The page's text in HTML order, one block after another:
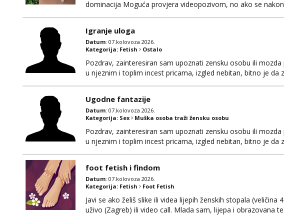
dominacija Moguća provjera videopozivom, no ako se
Igranje uloga
Datum: 07.kolovoza 2026.
Kategorija: Fetish Ostalo
Pozdrav, zainteresiran sam upoznati zensku osobu ili
u njeznim i toplim incest pricama, izgled nebitan, bitno je da
Ugodne fantazije
Datum: 07.kolovoza 2026.
Kategorija: Sex Muška osoba traži žensku osobu
Pozdrav, zainteresiran sam upoznati zensku osobu ili
u njeznim i toplim incest pricama, izgled nebitan, bitno je da
foot fetish i findom
Datum: 07.kolovoza 2026.
Kategorija: Fetish Foot Fetish
Javi se ako želiš slike ili videa lijepih ženskih stopala
uživo (Zagreb) ili video call. Mlada sam, lijepa i obrazovana